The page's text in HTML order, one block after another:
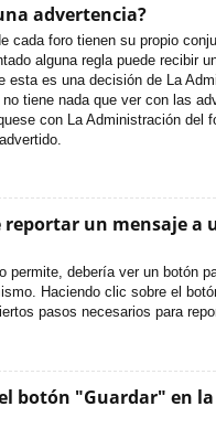
advertencia?
cada foro tienen su propio
alguna regla puede recibir
esta es una decisión de La
tiene nada que ver con las
con La Administración del
reportar un mensaje a
permite, debería ver un botón
Haciendo clic sobre el
pasos necesarios para
botón "Guardar" en